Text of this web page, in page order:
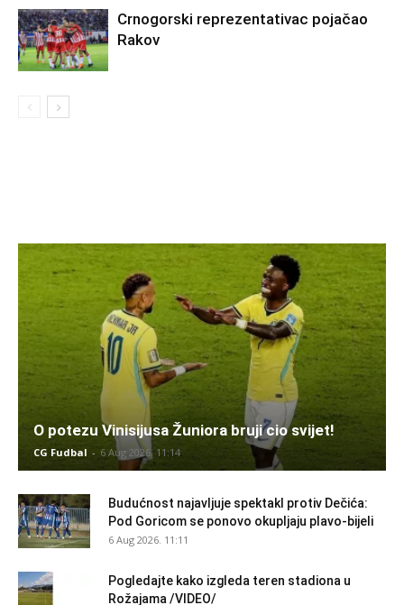
Crnogorski reprezentativac pojačao
Rakov
O potezu Vinisijusa Žuniora bruji cio svijet!
CG Fudbal - 6 Aug 2026. 11:14
Budućnost najavljuje spektakl protiv Dečića:
Pod Goricom se ponovo okupljaju plavo-bijeli
6 Aug 2026. 11:11
Pogledajte kako izgleda teren stadiona u
Rožajama /VIDEO/